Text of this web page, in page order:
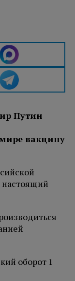
Путин
вакцину
настоящий
оборот 1